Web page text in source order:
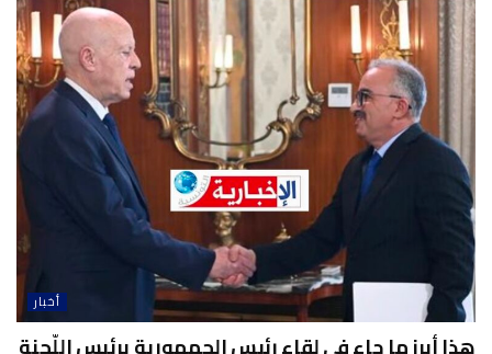
أخبار
هذا أبرز ما جاء في لقاء رئيس الجمهورية برئيس اللّجنة